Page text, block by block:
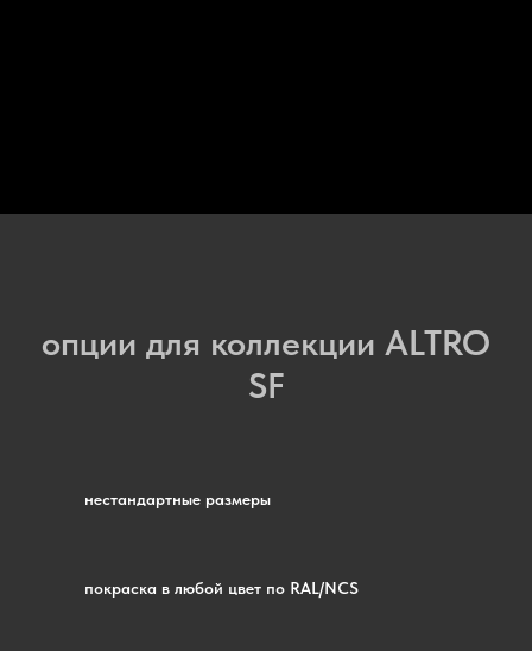
опции для коллекции ALTRO
SF
нестандартные размеры
покраска в любой цвет по RAL/NCS